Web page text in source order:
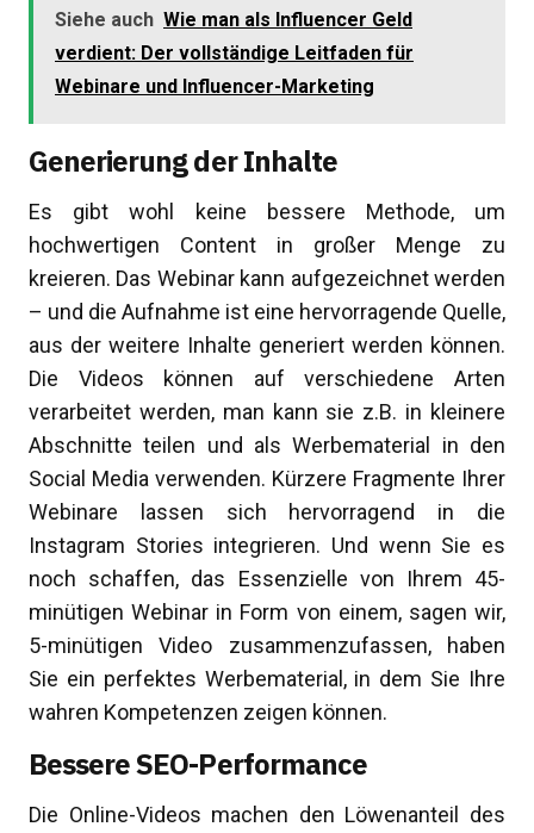
Siehe auch Wie man als Influencer Geld
verdient: Der vollständige Leitfaden für
Webinare und Influencer-Marketing
Generierung der Inhalte
Es gibt wohl keine bessere Methode, um
hochwertigen Content in großer Menge zu
kreieren. Das Webinar kann aufgezeichnet werden
– und die Aufnahme ist eine hervorragende Quelle,
aus der weitere Inhalte generiert werden können.
Die Videos können auf verschiedene Arten
verarbeitet werden, man kann sie z.B. in kleinere
Abschnitte teilen und als Werbematerial in den
Social Media verwenden. Kürzere Fragmente Ihrer
Webinare lassen sich hervorragend in die
Instagram Stories integrieren. Und wenn Sie es
noch schaffen, das Essenzielle von Ihrem 45-
minütigen Webinar in Form von einem, sagen wir,
5-minütigen Video zusammenzufassen, haben
Sie ein perfektes Werbematerial, in dem Sie Ihre
wahren Kompetenzen zeigen können.
Bessere SEO-Performance
Die Online-Videos machen den Löwenanteil des